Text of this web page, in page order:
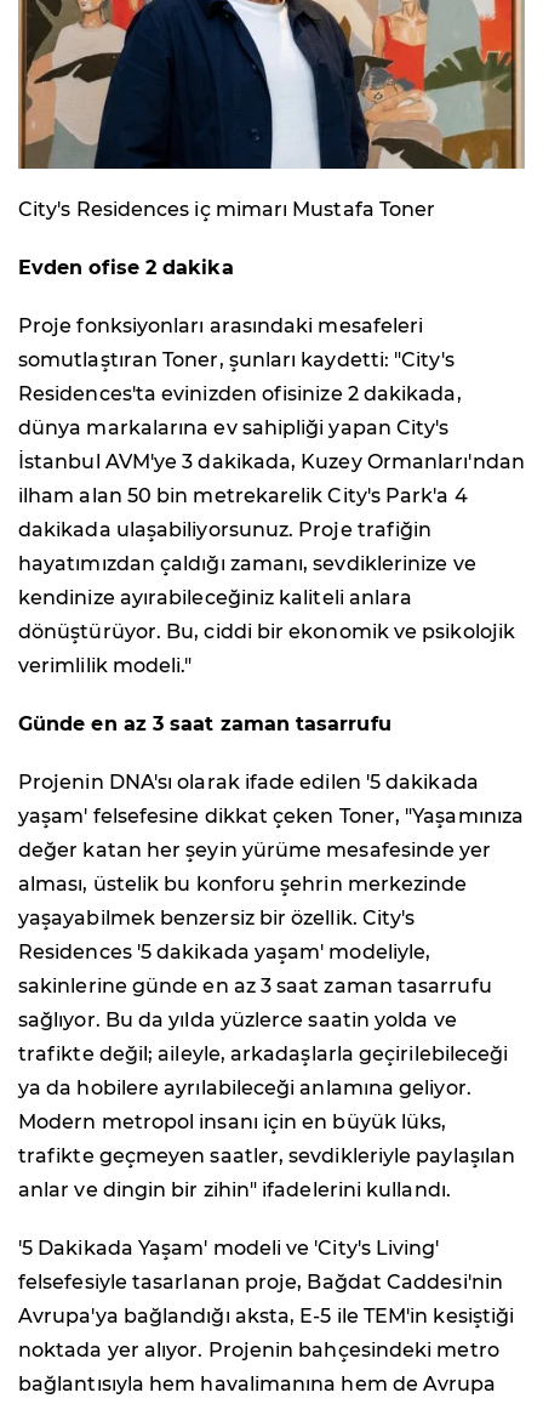
City's Residences iç mimarı Mustafa Toner
Evden ofise 2 dakika
Proje fonksiyonları arasındaki mesafeleri
somutlaştıran Toner, şunları kaydetti: "City's
Residences'ta evinizden ofisinize 2 dakikada,
dünya markalarına ev sahipliği yapan City's
İstanbul AVM'ye 3 dakikada, Kuzey Ormanları'ndan
ilham alan 50 bin metrekarelik City's Park'a 4
dakikada ulaşabiliyorsunuz. Proje trafiğin
hayatımızdan çaldığı zamanı, sevdiklerinize ve
kendinize ayırabileceğiniz kaliteli anlara
dönüştürüyor. Bu, ciddi bir ekonomik ve psikolojik
verimlilik modeli."
Günde en az 3 saat zaman tasarrufu
Projenin DNA'sı olarak ifade edilen '5 dakikada
yaşam' felsefesine dikkat çeken Toner, "Yaşamınıza
değer katan her şeyin yürüme mesafesinde yer
alması, üstelik bu konforu şehrin merkezinde
yaşayabilmek benzersiz bir özellik. City's
Residences '5 dakikada yaşam' modeliyle,
sakinlerine günde en az 3 saat zaman tasarrufu
sağlıyor. Bu da yılda yüzlerce saatin yolda ve
trafikte değil; aileyle, arkadaşlarla geçirilebileceği
ya da hobilere ayrılabileceği anlamına geliyor.
Modern metropol insanı için en büyük lüks,
trafikte geçmeyen saatler, sevdikleriyle paylaşılan
anlar ve dingin bir zihin" ifadelerini kullandı.
'5 Dakikada Yaşam' modeli ve 'City's Living'
felsefesiyle tasarlanan proje, Bağdat Caddesi'nin
Avrupa'ya bağlandığı aksta, E-5 ile TEM'in kesiştiği
noktada yer alıyor. Projenin bahçesindeki metro
bağlantısıyla hem havalimanına hem de Avrupa